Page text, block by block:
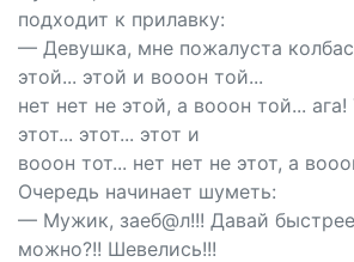
подходит к прилавку:
— Девушка, мне пожалуста
этой... этой и вооон той...
нет нет не этой, а вооон той...
этот... этот... этот и
вооон тот... нет нет не этот, а
Очередь начинает шуметь:
— Мужик, заеб@л!!! Давай
можно?!! Шевелись!!!